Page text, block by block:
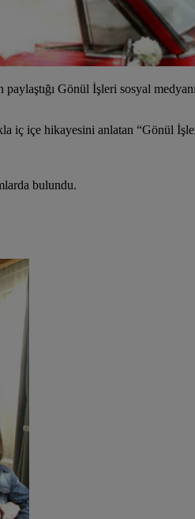
paylaştığı Gönül İşleri sosyal
içe hikayesini anlatan “Gönül
bulundu.